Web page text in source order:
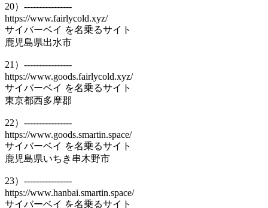
20）----------------
https://www.fairlycold.xyz/
サイバーベイ を名乗るサイト
鹿児島県出水市
21）----------------
https://www.goods.fairlycold.xyz/
サイバーベイ を名乗るサイト
東京都西多摩郡
22）----------------
https://www.goods.smartin.space/
サイバーベイ を名乗るサイト
鹿児島県いちき串木野市
23）----------------
https://www.hanbai.smartin.space/
サイバーベイ を名乗るサイト